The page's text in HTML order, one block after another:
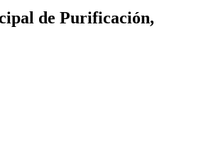
de Purificación,